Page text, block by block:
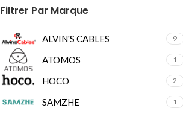
Filtrer Par Marque
ALVIN'S CABLES 9
ATOMOS 1
HOCO 2
SAMZHE 1